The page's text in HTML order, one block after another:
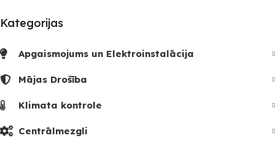
Kategorijas
Apgaismojums un Elektroinstalācija
Mājas Drošība
Klimata kontrole
Centrālmezgli